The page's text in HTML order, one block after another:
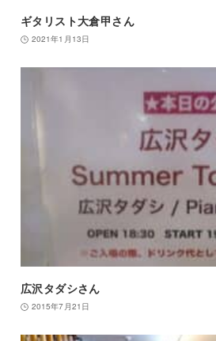
ギタリスト大倉甲さん
2021年1月13日
広沢タダシさん
2015年7月21日